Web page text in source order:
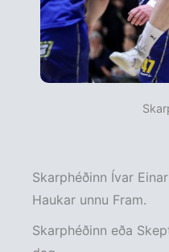
Skarphéðinn Ívar
Haukar unnu Fram.
Skarphéðinn eða